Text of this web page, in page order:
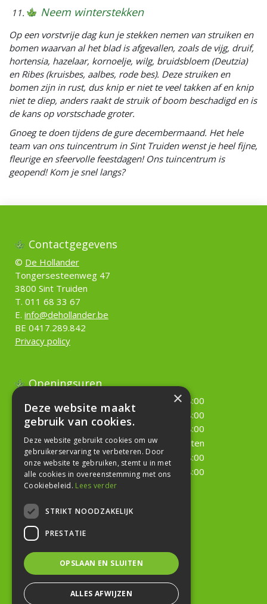
Neem winterstekken
Op een vorstvrije dag kun je stekken nemen van struiken en
bomen waarvan al het blad is afgevallen, zoals de vijg, druif,
hortensia, hazelaar, kornoelje, wilg, bruidsbloem (Deutzia)
en Ribes (kruisbes, aalbes, rode bes). Deze struiken en
bomen zijn in rust, dus knip er niet te veel takken af en knip
niet te diep, anders raakt de struik of boom beschadigd en is
de kans op vorstschade groter.
Gnoeg te doen tijdens de gure decembermaand. Het hele
team van ons tuincentrum in Sint Truiden wenst je heel fijne,
fleurige en sfeervolle feestdagen! Ons tuincentrum is
geopend! Kom je snel langs?
Contactgegevens
© De Hollander
Tongersesteenweg 47
3800 Sint Truiden
T. 011 68 33 67
E. info@dehollander.be
BE 0417.289.842
Privacy policy
Openingsuren
09:00 - 18:00
Dinsdag
09:00 - 18:00
Woensdag
09:00 - 18:00
Donderdag
Gesloten
Vrijdag
09:00 - 18:00
Zaterdag
09:00 - 18:00
Geef uw mening!
×
Deze website maakt
gebruik van cookies.
Deze website gebruikt cookies om uw
gebruikerservaring te verbeteren. Door
onze website te gebruiken, stemt u in met
alle cookies in overeenstemming met ons
Cookiebeleid. Lees verder
STRIKT NOODZAKELIJK
PRESTATIE
OPSLAAN EN SLUITEN
ALLES AFWIJZEN